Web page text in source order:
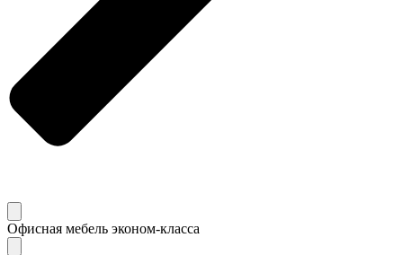
Офисная мебель эконом-класса